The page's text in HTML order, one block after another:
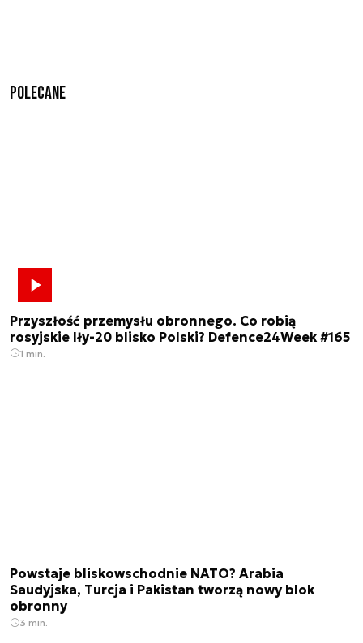
Polecane
Przyszłość przemysłu obronnego. Co robią
rosyjskie Iły-20 blisko Polski? Defence24Week #165
1 min.
Powstaje bliskowschodnie NATO? Arabia
Saudyjska, Turcja i Pakistan tworzą nowy blok
obronny
3 min.